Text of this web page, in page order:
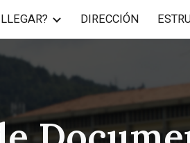
Skip to navigation
DIRECCIÓN